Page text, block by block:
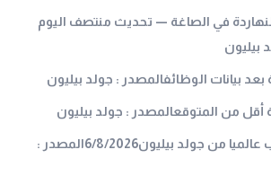
21 بكام النهاردة في الصاغة — تحديث منتصف اليوم
بيليون
بيانات الوظائفالمصدر : جولد بيليون
أقل من المتوقعالمصدر : جولد بيليون
التقرير اليومي للذهب عالميا من جولد بيليون6/8/2026المصدر :